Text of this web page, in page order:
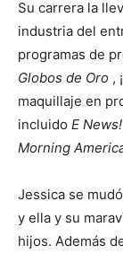
Su carrera la
industria del
programas de
Globos de Oro ,
maquillaje en
incluido E News!
Morning
Jessica se
y ella y su
hijos. Además